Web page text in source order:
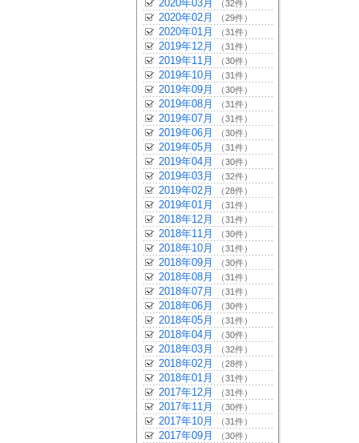
2020年03月 （32件）
2020年02月 （29件）
2020年01月 （31件）
2019年12月 （31件）
2019年11月 （30件）
2019年10月 （31件）
2019年09月 （30件）
2019年08月 （31件）
2019年07月 （31件）
2019年06月 （30件）
2019年05月 （31件）
2019年04月 （30件）
2019年03月 （32件）
2019年02月 （28件）
2019年01月 （31件）
2018年12月 （31件）
2018年11月 （30件）
2018年10月 （31件）
2018年09月 （30件）
2018年08月 （31件）
2018年07月 （31件）
2018年06月 （30件）
2018年05月 （31件）
2018年04月 （30件）
2018年03月 （32件）
2018年02月 （28件）
2018年01月 （31件）
2017年12月 （31件）
2017年11月 （30件）
2017年10月 （31件）
2017年09月 （30件）